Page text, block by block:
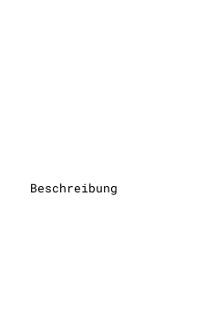
Beschreibung